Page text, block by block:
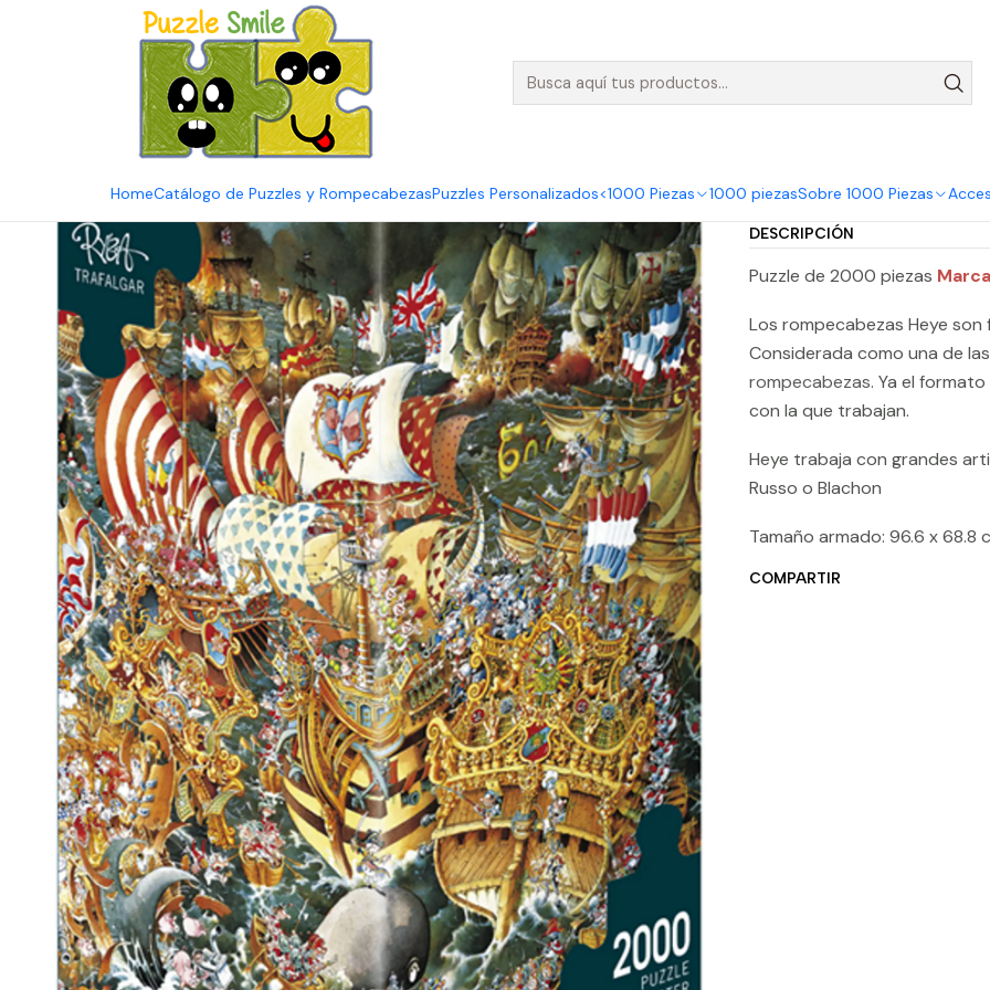
HomeCatálogo de Puzzles y RompecabezasPuzzles Personalizados<1000 Piezas 1000 piezasSobre 1000 Piezas
Catálogo de Puzzles y Rompecabezas Marcas
Puzzle
Cantidad
DESCRIPCIÓN
Puzzle de 2000 piezas
Los rompecabezas Heye
Considerada como una de
rompecabezas. Ya el
con la que trabajan.
Heye trabaja con grandes
Russo o Blachon
Tamaño armado: 96.6 x 68.8
COMPARTIR